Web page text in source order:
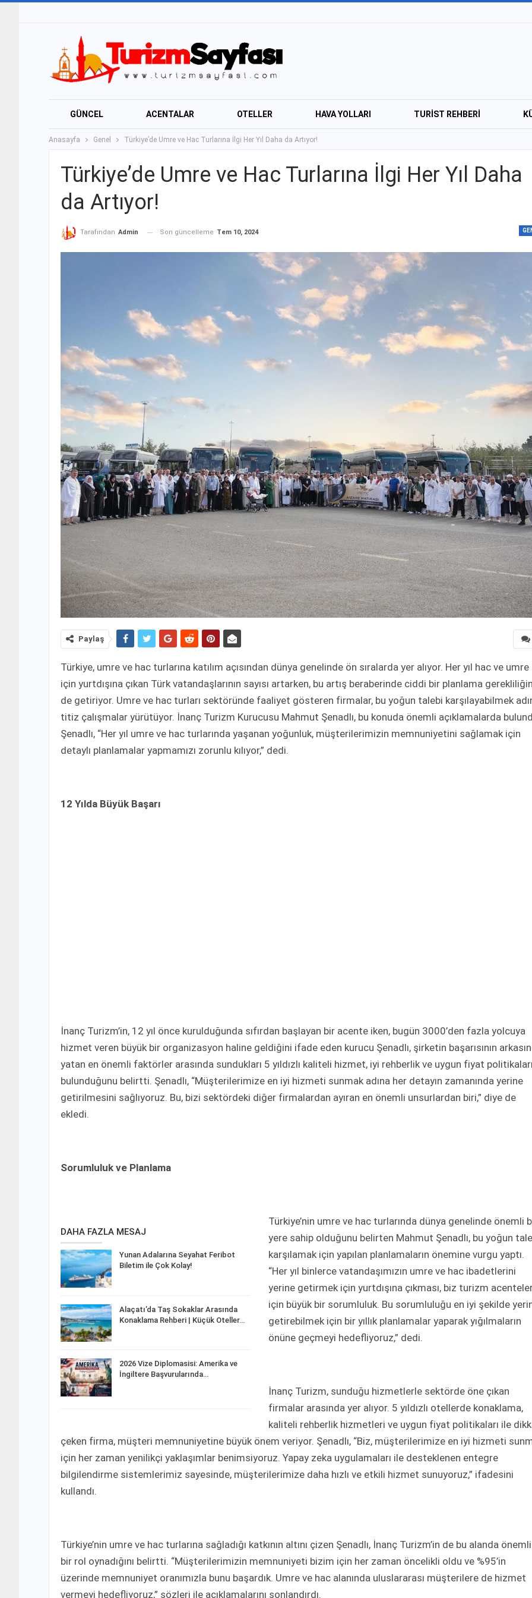
GÜNCEL ACENTALAR OTELLER HAVA YOLLARI TURIST REHBERI
GASTRONOMI SAGLIK TURIZMI RÖPORTAJ
Anasayfa Genel Türkiye’de Umre ve Hac Turlarına İlgi Her Yıl Daha da Artıyor!
Türkiye’de Umre ve Hac Turlarına İlgi Her Yıl Daha
da Artıyor!
Tarafından Admin Son güncelleme Tem 10, 2024
Paylaş
Türkiye, umre ve hac turlarına katılım açısından dünya genelinde ön sıralarda yer alıyor. Her yıl hac ve umre
için yurtdışına çıkan Türk vatandaşlarının sayısı artarken, bu artış beraberinde ciddi bir planlama
de getiriyor. Umre ve hac turları sektöründe faaliyet gösteren firmalar, bu yoğun talebi karşılayabilmek
titiz çalışmalar yürütüyor. İnanç Turizm Kurucusu Mahmut Şenadlı, bu konuda önemli açıklamalarda
Şenadlı, “Her yıl umre ve hac turlarında yaşanan yoğunluk, müşterilerimizin memnuniyetini sağlamak için
detaylı planlamalar yapmamızı zorunlu kılıyor,” dedi.
12 Yılda Büyük Başarı
İnanç Turizm’in, 12 yıl önce kurulduğunda sıfırdan başlayan bir acente iken, bugün 3000’den fazla yolcuya
hizmet veren büyük bir organizasyon haline geldiğini ifade eden kurucu Şenadlı, şirketin başarısının
yatan en önemli faktörler arasında sundukları 5 yıldızlı kaliteli hizmet, iyi rehberlik ve uygun fiyat politikaları
bulunduğunu belirtti. Şenadlı, “Müşterilerimize en iyi hizmeti sunmak adına her detayın zamanında yerine
getirilmesini sağlıyoruz. Bu, bizi sektördeki diğer firmalardan ayıran en önemli unsurlardan biri,” diye de
ekledi.
Sorumluluk ve Planlama
DAHA FAZLA MESAJ
Yunan Adalarına Seyahat Feribot
Biletim ile Çok Kolay!
Alaçatı’da Taş Sokaklar Arasında
Konaklama Rehberi | Küçük Oteller…
2026 Vize Diplomasisi: Amerika ve
İngiltere Başvurularında…
Türkiye’nin umre ve hac turlarında dünya genelinde önemli
yere sahip olduğunu belirten Mahmut Şenadlı, bu yoğun
karşılamak için yapılan planlamaların önemine vurgu yaptı.
“Her yıl binlerce vatandaşımızın umre ve hac ibadetlerini
yerine getirmek için yurtdışına çıkması, biz turizm
için büyük bir sorumluluk. Bu sorumluluğu en iyi şekilde
getirebilmek için bir yıllık planlamalar yaparak yığılmaların
önüne geçmeyi hedefliyoruz,” dedi.
İnanç Turizm, sunduğu hizmetlerle sektörde öne çıkan
firmalar arasında yer alıyor. 5 yıldızlı otellerde konaklama,
kaliteli rehberlik hizmetleri ve uygun fiyat politikaları ile
çeken firma, müşteri memnuniyetine büyük önem veriyor. Şenadlı, “Biz, müşterilerimize en iyi hizmeti
için her zaman yenilikçi yaklaşımlar benimsiyoruz. Yapay zeka uygulamaları ile desteklenen entegre
bilgilendirme sistemlerimiz sayesinde, müşterilerimize daha hızlı ve etkili hizmet sunuyoruz,” ifadesini
kullandı.
Türkiye’nin umre ve hac turlarına sağladığı katkının altını çizen Şenadlı, İnanç Turizm’in de bu alanda önemli
bir rol oynadığını belirtti. “Müşterilerimizin memnuniyeti bizim için her zaman öncelikli oldu ve %95’in
üzerinde memnuniyet oranımızla bunu başardık. Umre ve hac alanında uluslararası müşterilere de hizmet
vermeyi hedefliyoruz,” sözleri ile açıklamalarını sonlandırdı.